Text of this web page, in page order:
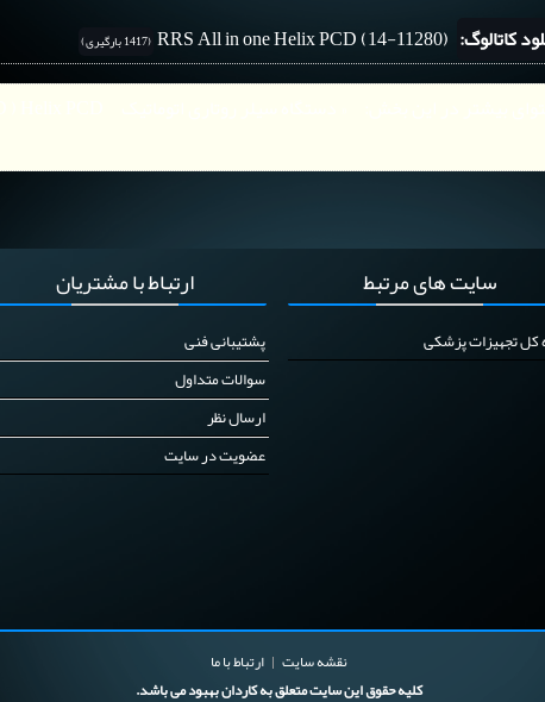
کاتالوگ: RRS All in one Helix PCD (14-11280) (1417 بارگیری)
ارتباطبا مشتریان
پشتیبانی فنی
سوالات متداول
ارسال نظر
عضویت در سایت
سایتهای مرتبط
کل تجهیزات پزشکی
نقشه سایت
ارتباط با ما
کلیه حقوق این سایت متعلق به کاردان بهبود می باشد.